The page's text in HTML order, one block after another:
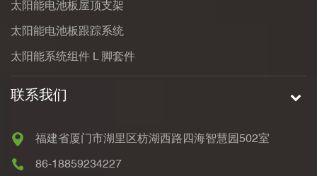
太阳能电池板屋顶支架
太阳能电池板跟踪系统
太阳能系统组件 L 脚套件
联系我们
福建省厦门市湖里区枋湖西路四海智慧园502室
86-18859234227